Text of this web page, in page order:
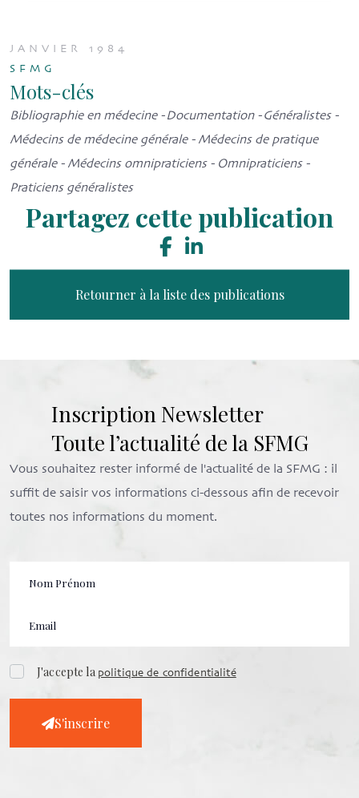
JANVIER 1984
SFMG
Mots-clés
Bibliographie en médecine - Documentation - Généralistes -
Médecins de médecine générale - Médecins de pratique
générale - Médecins omnipraticiens - Omnipraticiens -
Praticiens généralistes
Partagez cette publication
Retourner à la liste des publications
Inscription Newsletter
Toute l’actualité de la SFMG
Vous souhaitez rester informé de l'actualité de la SFMG : il
suffit de saisir vos informations ci-dessous afin de recevoir
toutes nos informations du moment.
J'accepte lapolitique de confidentialité
S'inscrire